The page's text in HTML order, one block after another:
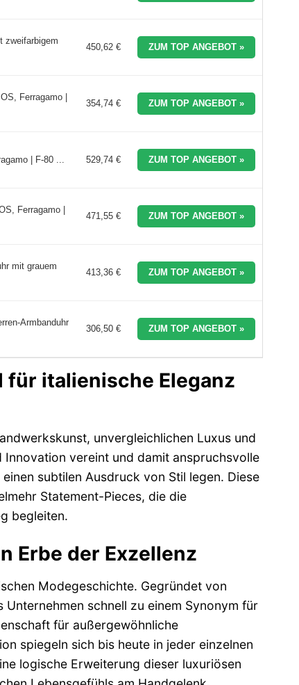
zweifarbigem
450,62 € ZUM TOP ANGEBOT »
Ferragamo |
354,74 € ZUM TOP ANGEBOT »
| F-80 ... 529,74 € ZUM TOP ANGEBOT »
Ferragamo |
471,55 € ZUM TOP ANGEBOT »
mit grauem
413,36 € ZUM TOP ANGEBOT »
Armbanduhr
306,50 € ZUM TOP ANGEBOT »
für italienische Eleganz
unvergleichlichen Luxus und
vereint und damit anspruchsvolle
subtilen Ausdruck von Stil legen. Diese
Statement-Pieces, die die
begleiten.
Erbe der Exzellenz
Modegeschichte. Gegründet von
schnell zu einem Synonym für
für außergewöhnliche
spiegeln sich bis heute in jeder einzelnen
logische Erweiterung dieser luxuriösen